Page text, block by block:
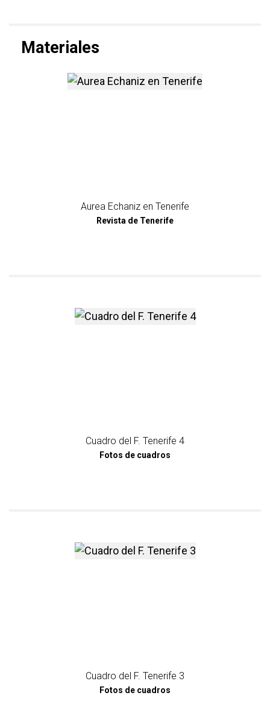
Materiales
Aurea Echaniz en Tenerife
Revista de Tenerife
más información sobre
Cuadro del F. Tenerife 4
Fotos de cuadros
más información sobre
Cuadro del F. Tenerife 3
Fotos de cuadros
más información sobre